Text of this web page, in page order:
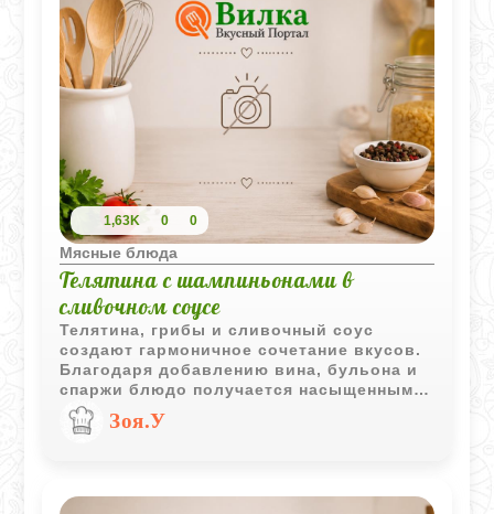
1,63K 0 0
Мясные блюда
Телятина с шампиньонами в
сливочном соусе
Телятина, грибы и сливочный соус
создают гармоничное сочетание вкусов.
Благодаря добавлению вина, бульона и
спаржи блюдо получается насыщенным и
отлично подходит для полноценного
обеда или ужина.
Зоя.У